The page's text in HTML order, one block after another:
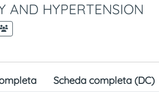
AND HYPERTENSION
Scheda completa (DC)